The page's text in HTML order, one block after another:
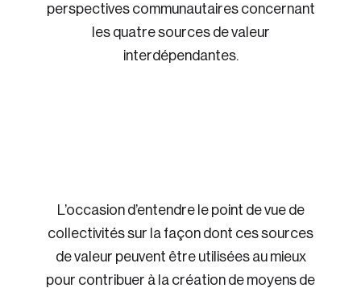
perspectives communautaires concernant
les quatre sources de valeur
interdépendantes.
L’occasion d’entendre le point de vue de
collectivités sur la façon dont ces sources
de valeur peuvent être utilisées au mieux
pour contribuer à la création de moyens de